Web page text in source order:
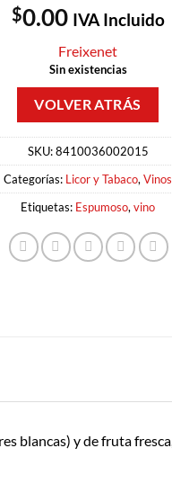
$0.00 IVA Incluido
Freixenet
Sin existencias
SKU:8410036002015
Categorías: Licor y Tabaco, Vinos
Etiquetas: Espumoso, vino
blancas) y de fruta